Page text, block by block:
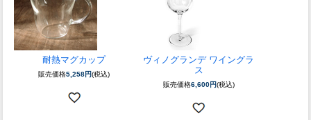
耐熱マグカップ
販売価格5,258円(税込)
ヴィノグランデ ワイングラ
ス
販売価格6,600円(税込)